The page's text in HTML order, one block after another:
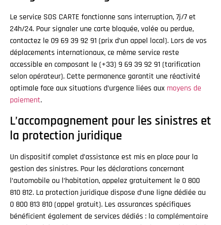
Le service SOS CARTE fonctionne sans interruption, 7j/7 et
24h/24. Pour signaler une carte bloquée, volée ou perdue,
contactez le 09 69 39 92 91 (prix d’un appel local). Lors de vos
déplacements internationaux, ce même service reste
accessible en composant le (+33) 9 69 39 92 91 (tarification
selon opérateur). Cette permanence garantit une réactivité
optimale face aux situations d’urgence liées aux moyens de
paiement.
L’accompagnement pour les sinistres et
la protection juridique
Un dispositif complet d’assistance est mis en place pour la
gestion des sinistres. Pour les déclarations concernant
l’automobile ou l’habitation, appelez gratuitement le 0 800
810 812. La protection juridique dispose d’une ligne dédiée au
0 800 813 810 (appel gratuit). Les assurances spécifiques
bénéficient également de services dédiés : la complémentaire